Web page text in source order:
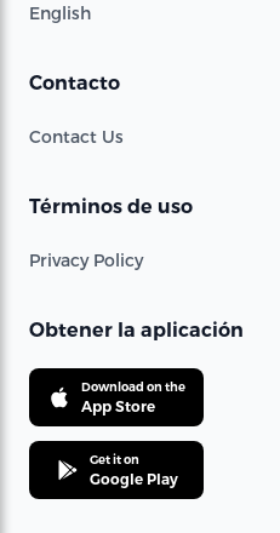
English
Contacto
Contact Us
Términos de uso
Privacy Policy
Obtener la aplicación
Download on the
App Store
Get it on
Google Play